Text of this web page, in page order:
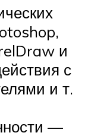
и
с
и т.
—